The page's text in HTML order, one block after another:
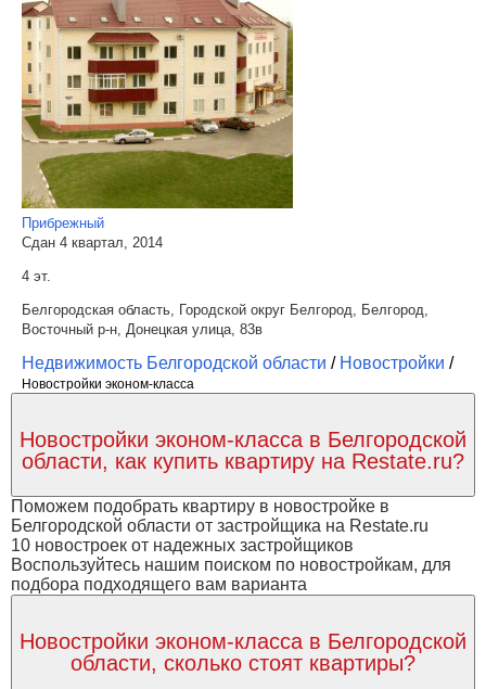
Прибрежный
Сдан 4 квартал, 2014
4 эт.
Белгородская область, Городской округ Белгород, Белгород,
Восточный р-н, Донецкая улица, 83в
Недвижимость Белгородской области / Новостройки /
Новостройки эконом-класса
Новостройки эконом-класса в Белгородской
области, как купить квартиру на Restate.ru?
Поможем подобрать квартиру в новостройке в
Белгородской области от застройщика на Restate.ru
10 новостроек от надежных застройщиков
Воспользуйтесь нашим поиском по новостройкам, для
подбора подходящего вам варианта
Новостройки эконом-класса в Белгородской
области, сколько стоят квартиры?